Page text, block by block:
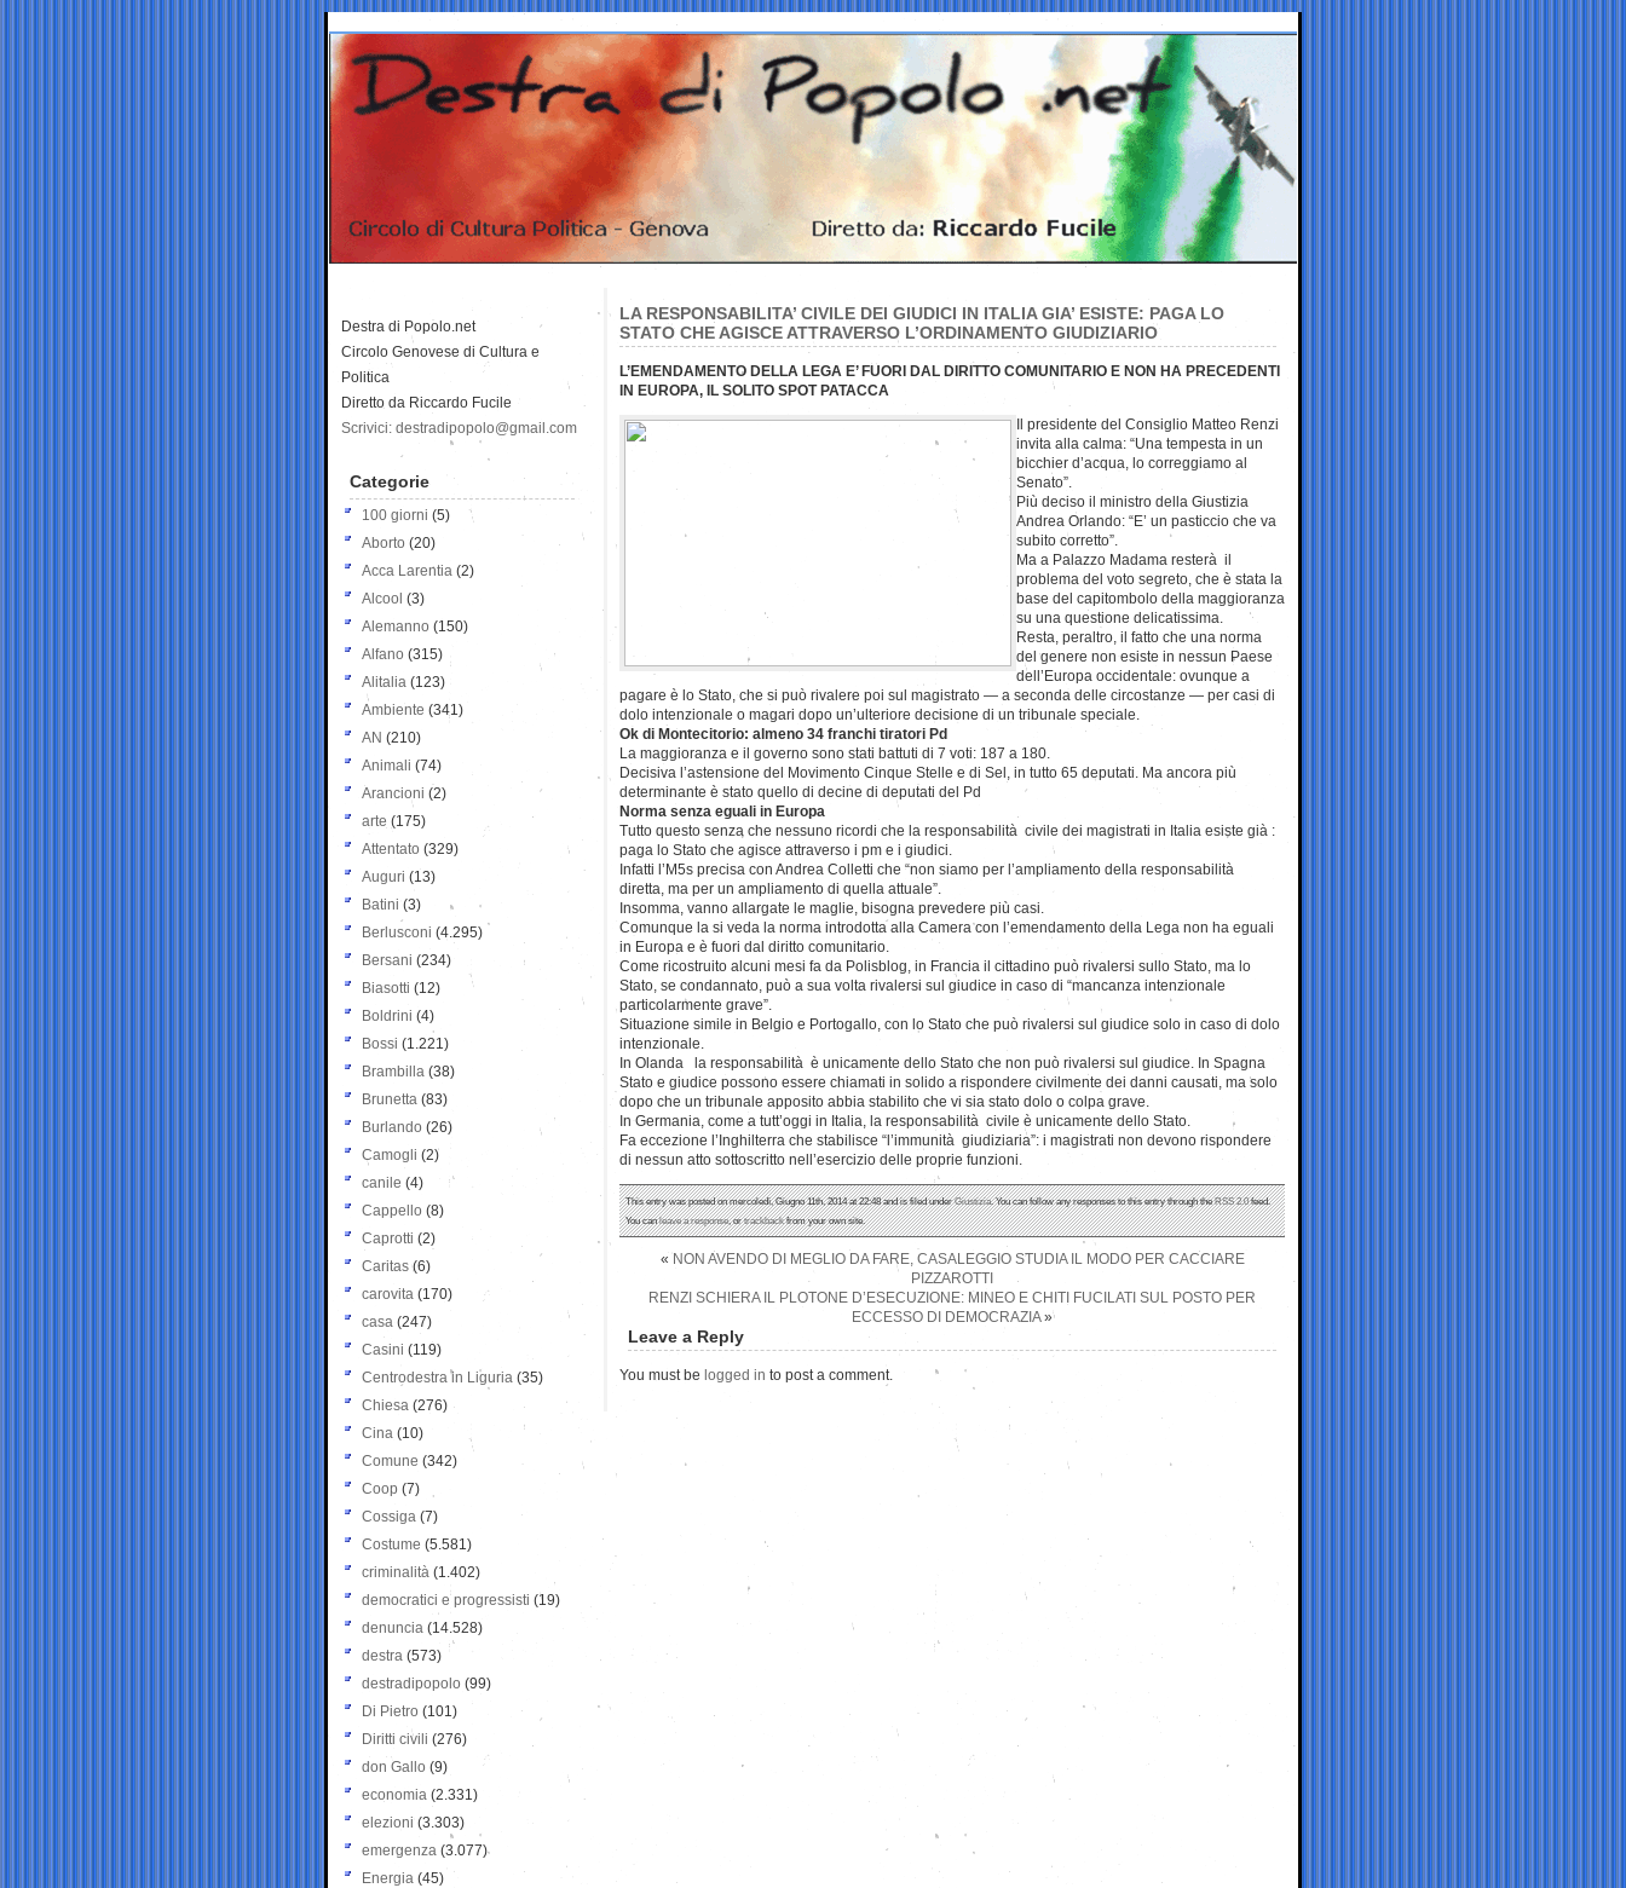
LA RESPONSABILITA’ CIVILE DEI GIUDICI IN ITALIA GIA’ ESISTE: PAGA LO
STATO CHE AGISCE ATTRAVERSO L’ORDINAMENTO GIUDIZIARIO
L’EMENDAMENTO DELLA LEGA E’ FUORI DAL DIRITTO COMUNITARIO E NON HA PRECEDENTI
IN EUROPA, IL SOLITO SPOT PATACCA
Il presidente del Consiglio Matteo Renzi
invita alla calma: “Una tempesta in un
bicchier d’acqua, lo correggiamo al
Senato”.
Più deciso il ministro della Giustizia
Andrea Orlando: “E’ un pasticcio che va
subito corretto”.
Ma a Palazzo Madama resterà il
problema del voto segreto, che è stata la
base del capitombolo della maggioranza
su una questione delicatissima.
Resta, peraltro, il fatto che una norma
del genere non esiste in nessun Paese
dell’Europa occidentale: ovunque a
pagare è lo Stato, che si può rivalere poi sul magistrato — a seconda delle circostanze — per casi di
dolo intenzionale o magari dopo un’ulteriore decisione di un tribunale speciale.
Ok di Montecitorio: almeno 34 franchi tiratori Pd
La maggioranza e il governo sono stati battuti di 7 voti: 187 a 180.
Decisiva l’astensione del Movimento Cinque Stelle e di Sel, in tutto 65 deputati. Ma ancora più
determinante è stato quello di decine di deputati del Pd
Norma senza eguali in Europa
Tutto questo senza che nessuno ricordi che la responsabilità civile dei magistrati in Italia esiste già :
paga lo Stato che agisce attraverso i pm e i giudici.
Infatti l’M5s precisa con Andrea Colletti che “non siamo per l’ampliamento della responsabilità
diretta, ma per un ampliamento di quella attuale”.
Insomma, vanno allargate le maglie, bisogna prevedere più casi.
Comunque la si veda la norma introdotta alla Camera con l’emendamento della Lega non ha eguali
in Europa e è fuori dal diritto comunitario.
Come ricostruito alcuni mesi fa da Polisblog, in Francia il cittadino può rivalersi sullo Stato, ma lo
Stato, se condannato, può a sua volta rivalersi sul giudice in caso di “mancanza intenzionale
particolarmente grave”.
Situazione simile in Belgio e Portogallo, con lo Stato che può rivalersi sul giudice solo in caso di dolo
intenzionale.
In Olanda la responsabilità è unicamente dello Stato che non può rivalersi sul giudice. In Spagna
Stato e giudice possono essere chiamati in solido a rispondere civilmente dei danni causati, ma solo
dopo che un tribunale apposito abbia stabilito che vi sia stato dolo o colpa grave.
In Germania, come a tutt’oggi in Italia, la responsabilità civile è unicamente dello Stato.
Fa eccezione l’Inghilterra che stabilisce “l’immunità giudiziaria”: i magistrati non devono rispondere
di nessun atto sottoscritto nell’esercizio delle proprie funzioni.
This entry was posted on mercoledì, Giugno 11th, 2014 at 22:48 and is filed underGiustizia. You can follow any responses to this entry through theRSS 2.0feed.
You canleave a response, ortrackbackfrom your own site.
« NON AVENDO DI MEGLIO DA FARE, CASALEGGIO STUDIA IL MODO PER CACCIARE
PIZZAROTTI
RENZI SCHIERA IL PLOTONE D’ESECUZIONE: MINEO E CHITI FUCILATI SUL POSTO PER
ECCESSO DI DEMOCRAZIA»
Leave a Reply
You must be logged in to post a comment.
Destra di Popolo.net
Circolo Genovese di Cultura e
Politica
Diretto da Riccardo Fucile
Scrivici: destradipopolo@gmail.com
Categorie
100 giorni (5)
Aborto (20)
Acca Larentia (2)
Alcool (3)
Alemanno (150)
Alfano (315)
Alitalia (123)
Ambiente (341)
AN (210)
Animali (74)
Arancioni (2)
arte (175)
Attentato (329)
Auguri (13)
Batini (3)
Berlusconi (4.295)
Bersani (234)
Biasotti (12)
Boldrini (4)
Bossi (1.221)
Brambilla (38)
Brunetta (83)
Burlando (26)
Camogli (2)
canile (4)
Cappello (8)
Caprotti (2)
Caritas (6)
carovita (170)
casa (247)
Casini (119)
Centrodestra in Liguria (35)
Chiesa (276)
Cina (10)
Comune (342)
Coop (7)
Cossiga (7)
Costume (5.581)
criminalità (1.402)
democratici e progressisti (19)
denuncia (14.528)
destra (573)
destradipopolo (99)
Di Pietro (101)
Diritti civili (276)
don Gallo (9)
economia (2.331)
elezioni (3.303)
emergenza (3.077)
Energia (45)